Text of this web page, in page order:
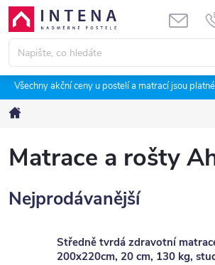
Přejít
obsah
Všechny akční ceny u postelí a matrací jsou
Matrace a rošty
Nejprodávanější
Středně tvrdá zdravotní
200x220cm, 20 cm, 130 kg,